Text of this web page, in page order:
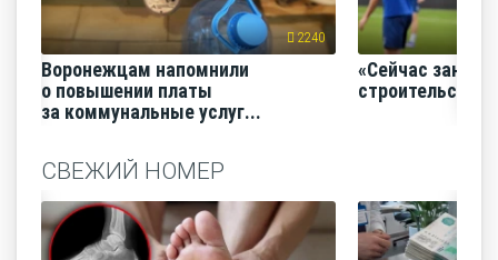
2240
Воронежцам напомнили
о повышении платы
за коммунальные услуг...
«Сейчас
СВЕЖИЙ НОМЕР